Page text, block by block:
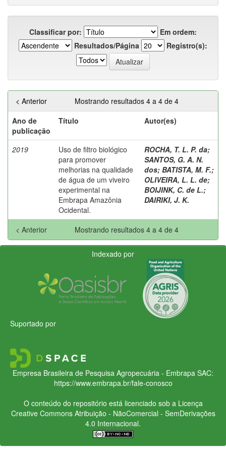
Classificar por:
Em ordem:
Resultados/Página
Registro(s):
Mostrando resultados 4 a 4 de 4
< Anterior
Ano de
publicação
Título Autor(es)
2019
Uso de filtro biológico
para promover
melhorias na qualidade
de água de um viveiro
experimental na
Embrapa Amazônia
Ocidental.
ROCHA, T. L. P. da;
SANTOS, G. A. N.
dos; BATISTA, M. F.;
OLIVEIRA, L. L. de;
BOIJINK, C. de L.;
DAIRIKI, J. K.
Mostrando resultados 4 a 4 de 4
< Anterior
Indexado por
Suportado por
Empresa Brasileira de Pesquisa Agropecuária - Embrapa SAC:
https://www.embrapa.br/fale-conosco
O conteúdo do repositório está licenciado sob a Licença
Creative CommonsAtribuição - NãoComercial - SemDerivações
4.0 Internacional.